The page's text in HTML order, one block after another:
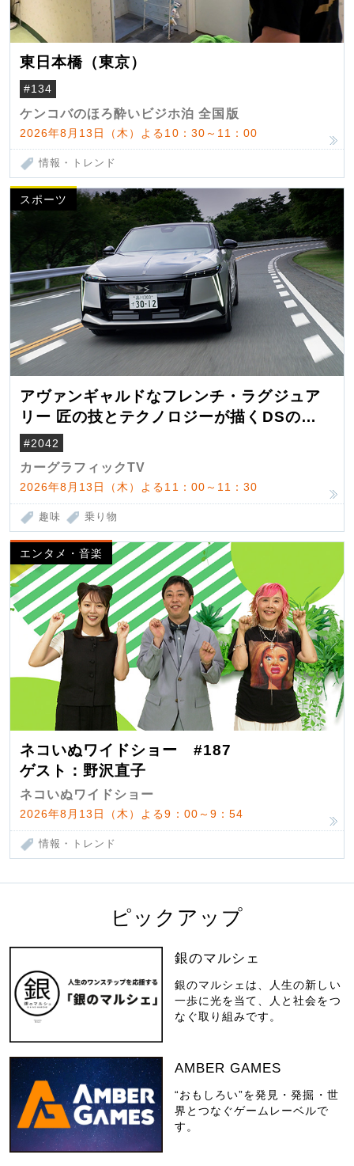
東日本橋（東京）
#134
ケンコバのほろ酔いビジホ泊 全国版
2026年8月13日（木）よる10：30～11：00
情報・トレンド
スポーツ
アヴァンギャルドなフレンチ・ラグジュア
リー 匠の技とテクノロジーが描くDSの世
界観
#2042
カーグラフィックTV
2026年8月13日（木）よる11：00～11：30
趣味 乗り物
エンタメ・音楽
ネコいぬワイドショー #187
ゲスト：野沢直子
ネコいぬワイドショー
2026年8月13日（木）よる9：00～9：54
情報・トレンド
ピックアップ
銀のマルシェ
銀のマルシェは、人生の新しい
一歩に光を当て、人と社会をつ
なぐ取り組みです。
AMBER GAMES
“おもしろい”を発見・発掘・世
界とつなぐゲームレーベルで
す。